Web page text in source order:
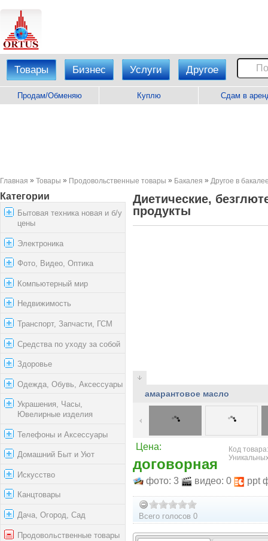
Товары Бизнес Услуги Другое
Продам/Обменяю Куплю Сдам в
Главная » Товары » Продовольственные товары » Бакалея » Другое в
Категории
Бытовая техника новая и б/у
цены
Электроника
Фото, Видео, Оптика
Компьютерный мир
Недвижимость
Транспорт, Запчасти, ГСМ
Средства по уходу за собой
Здоровье
Одежда, Обувь, Аксессуары
Украшения, Часы,
Ювелирные изделия
Телефоны и Аксессуары
Домашний Быт и Уют
Искусство
Канцтовары
Дача, Огород, Сад
Продовольственные товары
Диетические,
продукты
амарантовое масло
Цена:
договорная
Код
фото: 3 видео: 0 ppt
Всего голосов 0